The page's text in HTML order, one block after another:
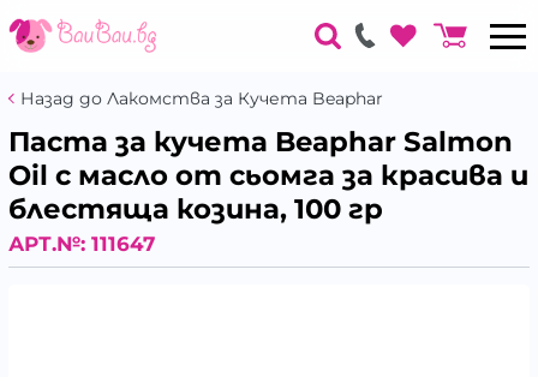
Назад до Лакомства за Кучета Beaphar
Паста за кучета Beaphar Salmon
Oil с масло от сьомга за красива и
блестяща козина, 100 гр
АРТ.№: 111647